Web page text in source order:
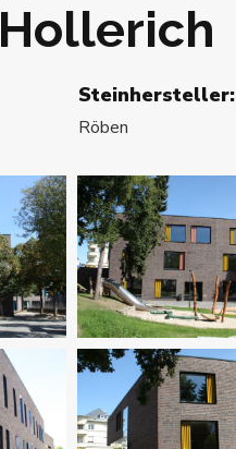
Hollerich
Steinhersteller:
Röben